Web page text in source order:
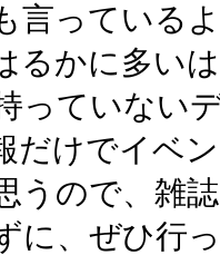
言っている
るかに多い
っていない
だけでイベ
うので、雑
に、ぜひ行